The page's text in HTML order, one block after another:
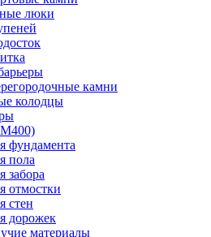
люки
камни
колодцы
фундамента
пола
забора
отмостки
стен
дорожек
материалы